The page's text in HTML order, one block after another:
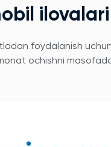
foydalanish
ochishni